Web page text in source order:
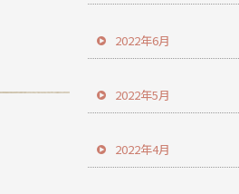
2022年6月
2022年5月
2022年4月